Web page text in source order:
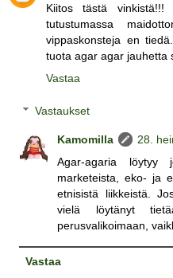
Kiitos tästä vinkistä!!!
tutustumassa
vippaskonsteja en
tuota agar agar jauhetta
Vastaa
Vastaukset
Kamomilla
28.
Agar-agaria löytyy
marketeista, eko- ja
etnisistä liikkeistä.
vielä löytänyt
perusvalikoimaan,
Vastaa